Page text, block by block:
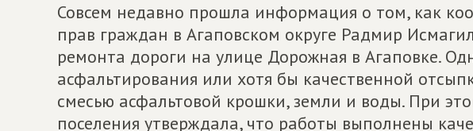
Совсем недавно прошла информация о том, как
прав граждан в Агаповском округе Радмир
ремонта дороги на улице Дорожная в Агаповке.
асфальтирования или хотя бы качественной
смесью асфальтовой крошки, земли и воды. При
поселения утверждала, что работы выполнены